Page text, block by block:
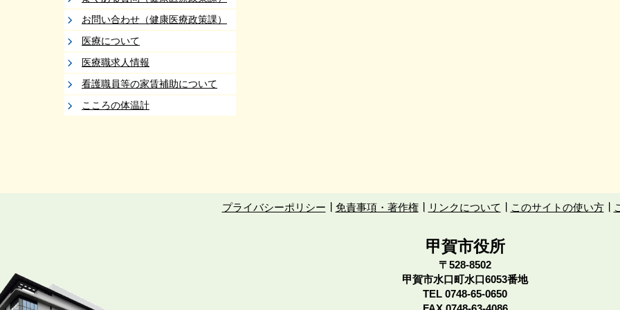
お問い合わせ（健康医療政策課）
医療について
医療職求人情報
看護職員等の家賃補助について
こころの体温計
プライバシーポリシー 免責事項・著作権 リンクについて このサイトの使い方
甲賀市役所
〒528-8502
甲賀市水口町水口6053番地
TEL 0748-65-0650